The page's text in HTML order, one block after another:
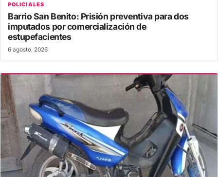
POLICIALES
Barrio San Benito: Prisión preventiva para dos
imputados por comercialización de
estupefacientes
6 agosto, 2026